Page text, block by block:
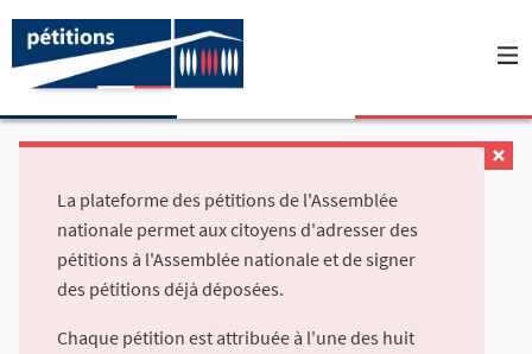
La plateforme des pétitions de l'Assemblée
nationale permet aux citoyens d'adresser des
pétitions à l'Assemblée nationale et de signer
des pétitions déjà déposées.
Chaque pétition est attribuée à l'une des huit